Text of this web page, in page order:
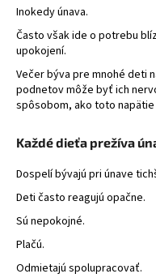
Inokedy únava.
Často však ide o potrebu
upokojení.
Večer býva pre mnohé deti
podnetov môže byť ich
spôsobom, ako toto
Každé dieťa prežíva
Dospelí bývajú pri únave
Deti často reagujú opačne.
Sú nepokojné.
Plačú.
Odmietajú spolupracovať.
HĽADAŤ